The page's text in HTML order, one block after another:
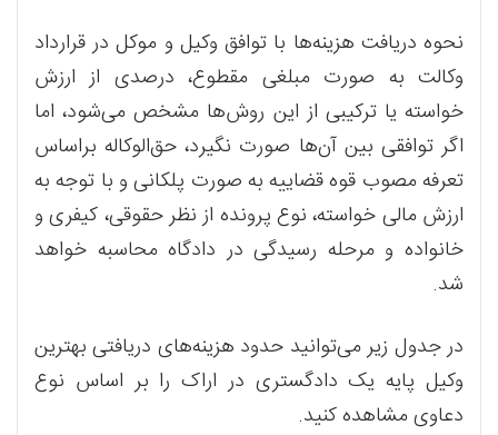
نحوه دریافت هزینه‌ها با توافق وکیل و موکل در قرارداد
وکالت به صورت مبلغی مقطوع، درصدی از ارزش
خواسته یا ترکیبی از این روش‌ها مشخص می‌شود، اما
اگر توافقی بین آن‌ها صورت نگیرد، حق‌الوکاله براساس
تعرفه مصوب قوه قضاییه به صورت پلکانی و با توجه به
ارزش مالی خواسته، نوع پرونده از نظر حقوقی، کیفری و
خانواده و مرحله رسیدگی در دادگاه محاسبه خواهد
شد.
در جدول زیر می‌توانید حدود هزینه‌های دریافتی بهترین
وکیل پایه یک دادگستری در اراک را بر اساس نوع
دعاوی مشاهده کنید.